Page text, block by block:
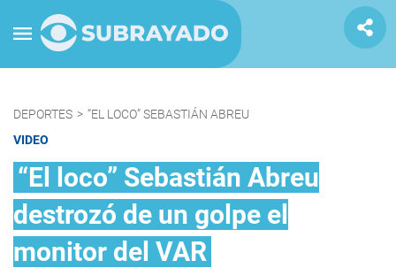
DEPORTES > “EL LOCO” SEBASTIÁN ABREU
VIDEO
“El loco” Sebastián Abreu
destrozó de un golpe el
monitor del VAR